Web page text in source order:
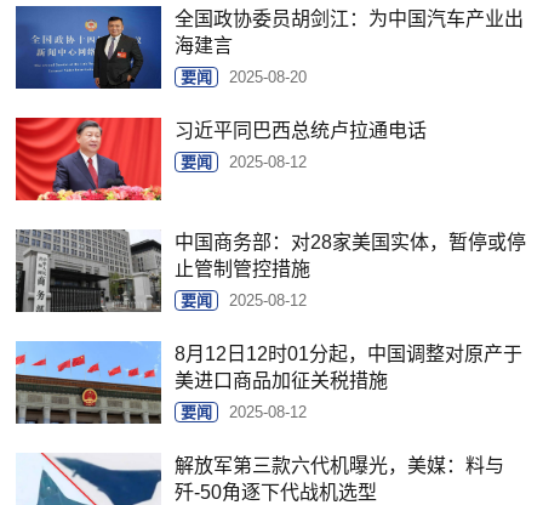
全国政协委员胡剑江：为中国汽车产业出
海建言
要闻 2025-08-20
习近平同巴西总统卢拉通电话
要闻 2025-08-12
中国商务部：对28家美国实体，暂停或停
止管制管控措施
要闻 2025-08-12
8月12日12时01分起，中国调整对原产于
美进口商品加征关税措施
要闻 2025-08-12
解放军第三款六代机曝光，美媒：料与
歼-50角逐下代战机选型